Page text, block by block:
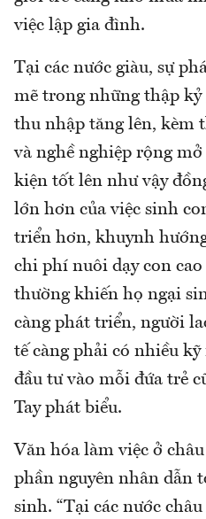
việc lập gia đình.
Tại các nước giàu, sự
mẽ trong những thập kỷ
thu nhập tăng lên, kèm
và nghề nghiệp rộng
kiện tốt lên như vậy
lớn hơn của việc sinh
triển hơn, khuynh
chi phí nuôi dạy con
thường khiến họ ngại
càng phát triển, người
tế càng phải có nhiều
đầu tư vào mỗi đứa trẻ
Tay phát biểu.
Văn hóa làm việc ở
phần nguyên nhân dẫn
sinh. “Tại các nước